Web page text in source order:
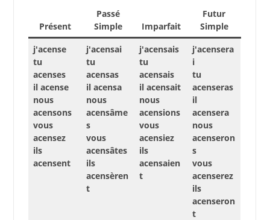
Présent
Passé
Simple
Imparfait
Futur
Simple
j'acense
tu
acenses
il acense
nous
acensons
vous
acensez
ils
acensent
j'acensai
tu
acensas
il acensa
nous
acensâme
s
vous
acensâtes
ils
acensèren
t
j'acensais
tu
acensais
il acensait
nous
acensions
vous
acensiez
ils
acensaien
t
j'acensera
i
tu
acenseras
il
acensera
nous
acenseron
s
vous
acenserez
ils
acenseron
t